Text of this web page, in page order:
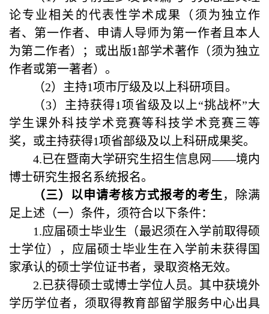
论专业相关的代表性学术成果（须为独立作
者、第一作者、申请人导师为第一作者且本人
为第二作者）；或出版1部学术著作（须为独立
作者或第一著者）。
（2）主持1项市厅级及以上科研项目。
（3）主持获得1项省级及以上“挑战杯”大
学生课外科技学术竞赛等科技学术竞赛三等
奖，或主持获得1项省部级及以上科研成果奖。
4.已在暨南大学研究生招生信息网——境内
博士研究生报名系统报名。
（三）以申请考核方式报考的考生，除满
足上述（一）条件，须符合以下条件：
1.应届硕士毕业生（最迟须在入学前取得硕
士学位），应届硕士毕业生在入学前未获得国
家承认的硕士学位证书者，录取资格无效。
2.已获得硕士或博士学位人员。其中获境外
学历学位者，须取得教育部留学服务中心出具